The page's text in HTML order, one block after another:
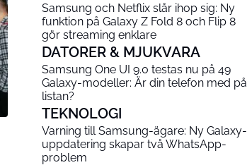
Samsung och Netflix slår ihop sig: Ny
funktion på Galaxy Z Fold 8 och Flip 8
gör streaming enklare
DATORER & MJUKVARA
Samsung One UI 9.0 testas nu på 49
Galaxy-modeller: Är din telefon med på
listan?
TEKNOLOGI
Varning till Samsung-ägare: Ny Galaxy-
uppdatering skapar två WhatsApp-
problem